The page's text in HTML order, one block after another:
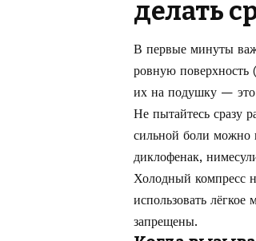
делать
В первые минуты
ровную поверхность
их на подушку —
Не пытайтесь сразу
сильной боли можно
диклофенак,
Холодный компресс
использовать
запрещены.